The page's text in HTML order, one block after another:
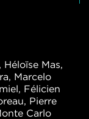
Mas,
Marcelo
Félicien
Pierre
Carlo